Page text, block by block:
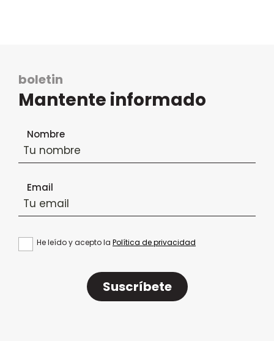
boletin
Mantente informado
Formulario de suscripción al boletín
Nombre
Email
He leído y acepto la Política de privacidad
Suscríbete